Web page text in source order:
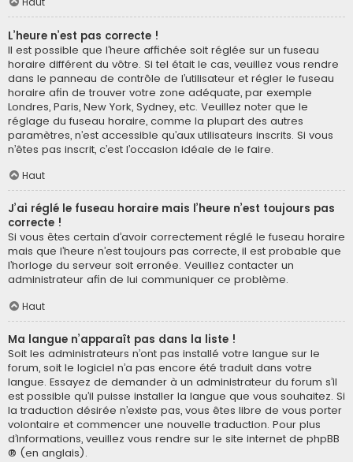
L’heure n’est pas correcte !
Il est possible que l’heure affichée soit réglée sur un fuseau
horaire différent du vôtre. Si tel était le cas, veuillez vous rendre
dans le panneau de contrôle de l’utilisateur et régler le fuseau
horaire afin de trouver votre zone adéquate, par exemple
Londres, Paris, New York, Sydney, etc. Veuillez noter que le
réglage du fuseau horaire, comme la plupart des autres
paramètres, n’est accessible qu’aux utilisateurs inscrits. Si vous
n’êtes pas inscrit, c’est l’occasion idéale de le faire.
Haut
J’ai réglé le fuseau horaire mais l’heure n’est toujours pas
correcte !
Si vous êtes certain d’avoir correctement réglé le fuseau horaire
mais que l’heure n’est toujours pas correcte, il est probable que
l’horloge du serveur soit erronée. Veuillez contacter un
administrateur afin de lui communiquer ce problème.
Haut
Ma langue n’apparaît pas dans la liste !
Soit les administrateurs n’ont pas installé votre langue sur le
forum, soit le logiciel n’a pas encore été traduit dans votre
langue. Essayez de demander à un administrateur du forum s’il
est possible qu’il puisse installer la langue que vous souhaitez. Si
la traduction désirée n’existe pas, vous êtes libre de vous porter
volontaire et commencer une nouvelle traduction. Pour plus
d’informations, veuillez vous rendre sur le site internet de phpBB
® (en anglais).